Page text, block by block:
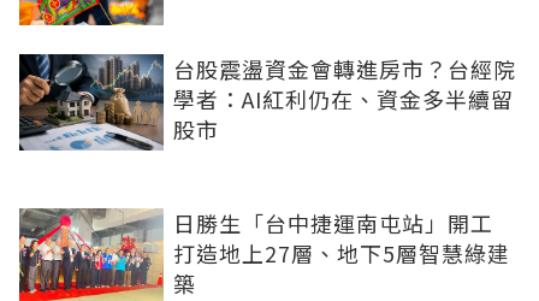
台股震盪資金會轉進房市？台經院
學者：AI紅利仍在、資金多半續留
股市
日勝生「台中捷運南屯站」開工
打造地上27層、地下5層智慧綠建
築